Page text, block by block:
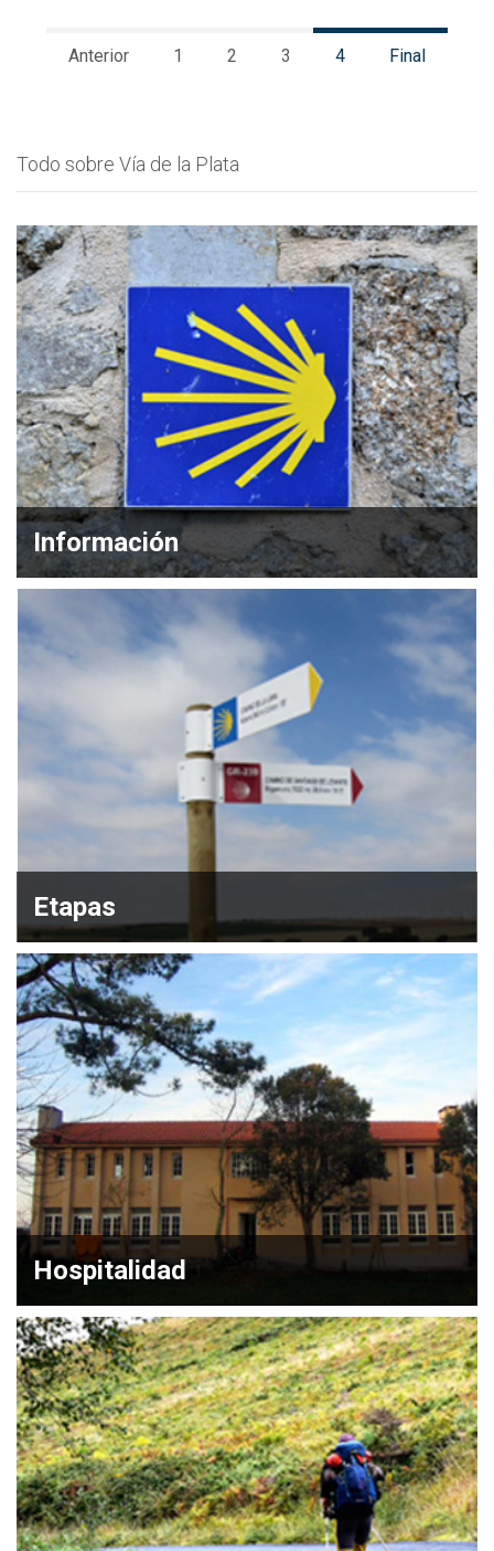
Anterior 1 2 3 4 Final
Todo sobre Vía de la Plata
Información
Etapas
Hospitalidad